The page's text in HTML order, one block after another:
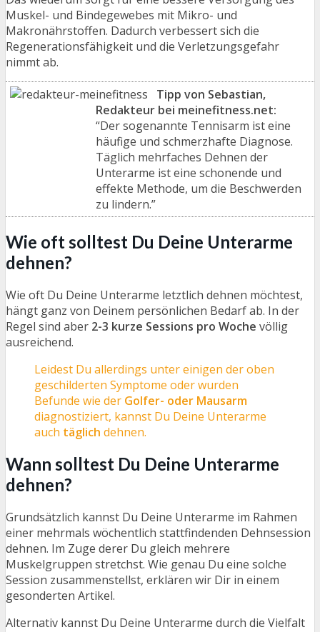
Muskel- und Bindegewebes mit Mikro- und
Makronährstoffen. Dadurch verbessert sich die
Regenerationsfähigkeit und die Verletzungsgefahr
nimmt ab.
Tipp von Sebastian,
Redakteur bei meinefitness.net:
“Der sogenannte Tennisarm ist eine
häufige und schmerzhafte Diagnose.
Täglich mehrfaches Dehnen der
Unterarme ist eine schonende und
effekte Methode, um die Beschwerden
zu lindern.”
Wie oft solltest Du Deine Unterarme
dehnen?
Wie oft Du Deine Unterarme letztlich dehnen möchtest,
hängt ganz von Deinem persönlichen Bedarf ab. In der
Regel sind aber 2-3 kurze Sessions pro Woche völlig
ausreichend.
Leidest Du allerdings unter einigen der oben
geschilderten Symptome oder wurden
Befunde wie der Golfer- oder Mausarm
diagnostiziert, kannst Du Deine Unterarme
auch täglich dehnen.
Wann solltest Du Deine Unterarme
dehnen?
Grundsätzlich kannst Du Deine Unterarme im Rahmen
einer mehrmals wöchentlich stattfindenden Dehnsession
dehnen. Im Zuge derer Du gleich mehrere
Muskelgruppen stretchst. Wie genau Du eine solche
Session zusammenstellst, erklären wir Dir in einem
gesonderten Artikel.
Alternativ kannst Du Deine Unterarme durch die Vielfalt